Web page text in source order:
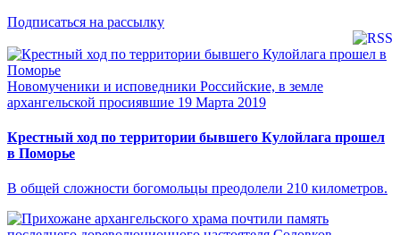
Подписаться на рассылку
Новомученики и исповедники Российские, в земле
архангельской просиявшие 19 Марта 2019
Крестный ход по территории бывшего Кулойлага прошел
в Поморье
В общей сложности богомольцы преодолели 210 километров.